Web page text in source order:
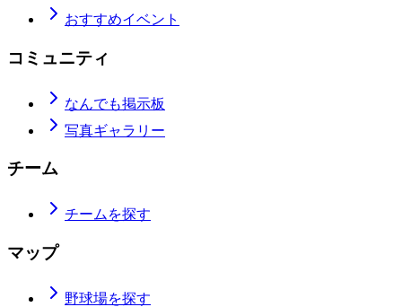
おすすめイベント
コミュニティ
なんでも掲示板
写真ギャラリー
チーム
チームを探す
マップ
野球場を探す